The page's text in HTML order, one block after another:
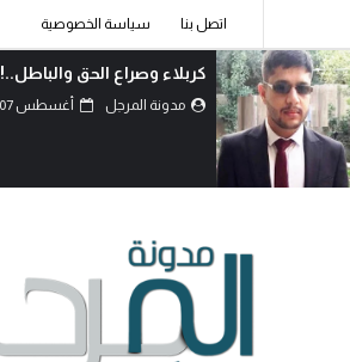
اتصل بنا سياسة الخصوصية
كربلاء وصراع الحق والباطل..!
مدونة المرجل أغسطس 07, 2026